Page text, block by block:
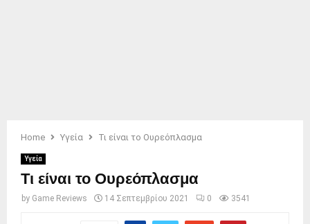
Home Υγεία Τι είναι το Ουρεόπλασμα
Υγεία
Τι είναι το Ουρεόπλασμα
by Game Reviews 14 Σεπτεμβρίου 2021 0 3541